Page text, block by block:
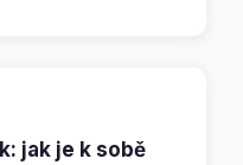
jak je k sobě